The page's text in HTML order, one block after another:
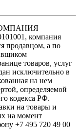
компания
а по
товаров, услуг
исключительно в
на нем
определяемой
кодекса РФ.
на товары и
на момент
+7 495 720 49 00